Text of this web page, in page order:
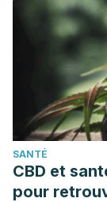
SANTÉ
CBD et
pour